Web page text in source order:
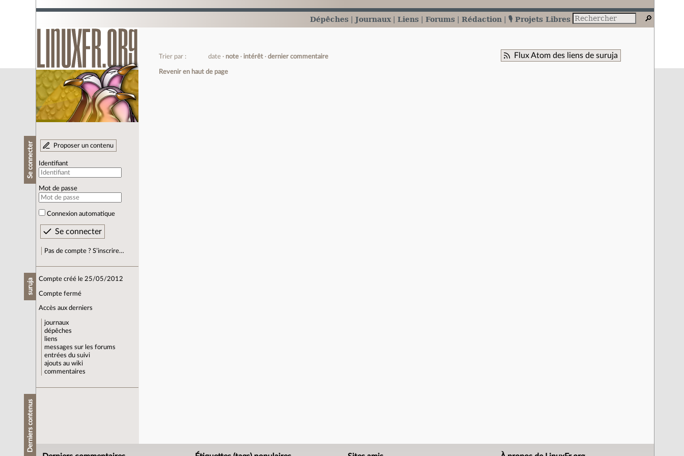
Dépêches Journaux Liens Forums Rédaction 🎙️ Projets Libres
Se connecter Proposer un contenu
Identifiant
Mot de passe
Connexion automatique
Pas de compte ? S’inscrire…
suruja Compte créé le 25/05/2012
Compte fermé
Accès aux derniers
journaux
dépêches
liens
messages sur les forums
entrées du suivi
ajouts au wiki
commentaires
Derniers contenus
Flux Atom des liens de suruja
Trier par : date note intérêt dernier commentaire
Revenir en haut de page